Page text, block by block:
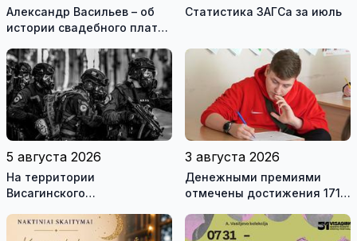
Александр Васильев – об
истории свадебного платья
истории моды (видео)
Статистика ЗАГСа за июль
5 августа 2026
На территории
Висагинского
международные
3 августа 2026
Денежными премиями
отмечены достижения 171
трех педагогов